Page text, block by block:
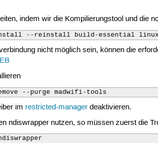
indem wir die Kompilierungstool und die
--reinstall build-essential linux-
nicht möglich sein, können die
--purge madwifi-tools
im restricted-managerdeaktivieren.
ndiswrapper nutzen, so müssen zuerst die